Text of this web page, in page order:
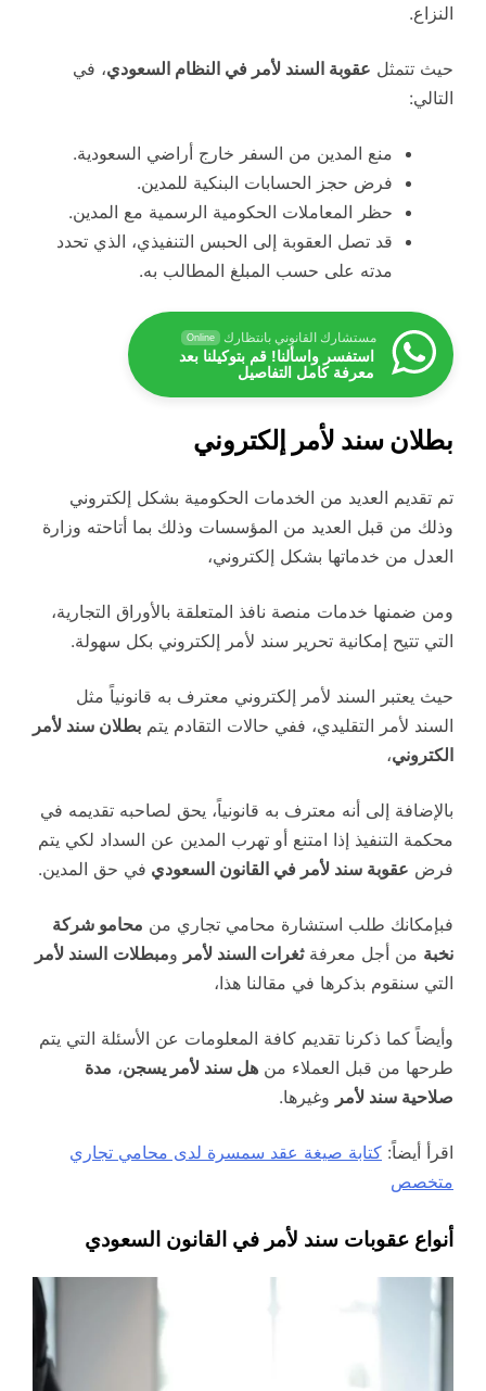
النزاع.
حيث تتمثل عقوبة السند لأمر في النظام السعودي، في
التالي:
منع المدين من السفر خارج أراضي السعودية.
فرض حجز الحسابات البنكية للمدين.
حظر المعاملات الحكومية الرسمية مع المدين.
قد تصل العقوبة إلى الحبس التنفيذي، الذي تحدد
مدته على حسب المبلغ المطالب به.
مستشارك القانوني بانتظارك Online
استفسر واسألنا! قم بتوكيلنا بعد
معرفة كامل التفاصيل
بطلان سند لأمر إلكتروني
تم تقديم العديد من الخدمات الحكومية بشكل إلكتروني
وذلك من قبل العديد من المؤسسات وذلك بما أتاحته وزارة
العدل من خدماتها بشكل إلكتروني،
ومن ضمنها خدمات منصة نافذ المتعلقة بالأوراق التجارية،
التي تتيح إمكانية تحرير سند لأمر إلكتروني بكل سهولة.
حيث يعتبر السند لأمر إلكتروني معترف به قانونياً مثل
السند لأمر التقليدي، ففي حالات التقادم يتم بطلان سند لأمر
الكتروني،
بالإضافة إلى أنه معترف به قانونياً، يحق لصاحبه تقديمه في
محكمة التنفيذ إذا امتنع أو تهرب المدين عن السداد لكي يتم
فرض عقوبة سند لأمر في القانون السعودي في حق المدين.
فبإمكانك طلب استشارة محامي تجاري من محامو شركة
نخبة من أجل معرفةثغرات السند لأمر ومبطلات السند لأمر
التي سنقوم بذكرها في مقالنا هذا،
وأيضاً كما ذكرنا تقديم كافة المعلومات عن الأسئلة التي يتم
طرحها من قبل العملاء من هل سند لأمر يسجن، مدة
صلاحية سند لأمر وغيرها.
اقرأ أيضاً: كتابة صيغة عقد سمسرة لدى محامي تجاري
متخصص
أنواع عقوبات سند لأمر في القانون السعودي